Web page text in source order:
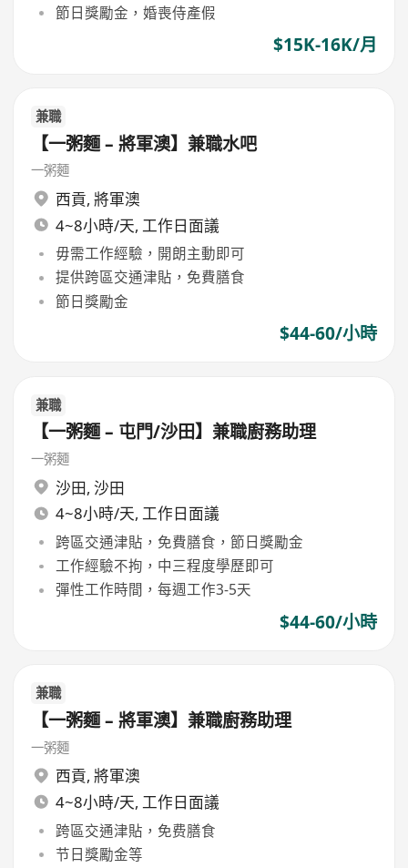
節日獎勵金，婚喪侍產假
$15K-16K/月
兼職
【一粥麵 – 將軍澳】兼職水吧
一粥麵
西貢, 將軍澳
4~8小時/天, 工作日面議
毋需工作經驗，開朗主動即可
提供跨區交通津貼，免費膳食
節日獎勵金
$44-60/小時
兼職
【一粥麵 – 屯門/沙田】兼職廚務助理
一粥麵
沙田, 沙田
4~8小時/天, 工作日面議
跨區交通津貼，免費膳食，節日獎勵金
工作經驗不拘，中三程度學歷即可
彈性工作時間，每週工作3-5天
$44-60/小時
兼職
【一粥麵 – 將軍澳】兼職廚務助理
一粥麵
西貢, 將軍澳
4~8小時/天, 工作日面議
跨區交通津貼，免费膳食
节日獎勵金等